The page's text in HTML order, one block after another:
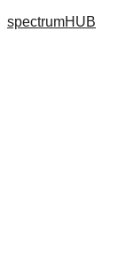
spectrumHUB